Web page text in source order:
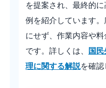
を提案され、最終的
例を紹介しています
にせず、作業内容や
です。詳しくは、
国
理に関する解説を確認